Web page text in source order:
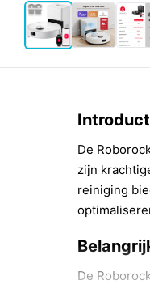
De
zijn
reiniging
De